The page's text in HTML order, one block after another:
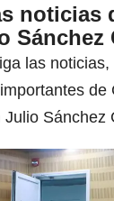
noticias
Sánchez
las
de
Sánchez